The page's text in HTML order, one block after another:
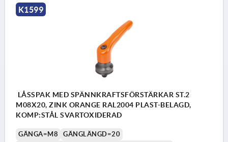
K1599
LÅSSPAK MED SPÄNNKRAFTSFÖRSTÄRKAR ST.2
M08X20, ZINK ORANGE RAL2004 PLAST-BELAGD,
KOMP:STÅL SVARTOXIDERAD
GÄNGA=M8
GÄNGLÄNGD=20